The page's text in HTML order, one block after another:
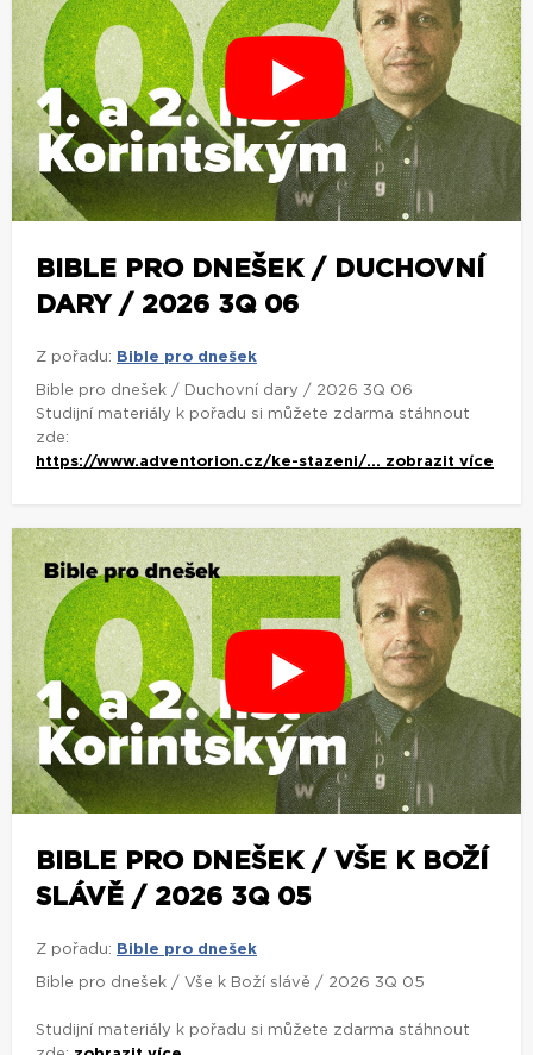
BIBLE PRO DNEŠEK / DUCHOVNÍ
DARY / 2026 3Q 06
Z pořadu: Bible pro dnešek
Bible pro dnešek / Duchovní dary / 2026 3Q 06
Studijní materiály k pořadu si můžete zdarma stáhnout
zde:
https://www.adventorion.cz/ke-stazeni/... zobrazit více
BIBLE PRO DNEŠEK / VŠE K BOŽÍ
SLÁVĚ / 2026 3Q 05
Z pořadu: Bible pro dnešek
Bible pro dnešek / Vše k Boží slávě / 2026 3Q 05
Studijní materiály k pořadu si můžete zdarma stáhnout